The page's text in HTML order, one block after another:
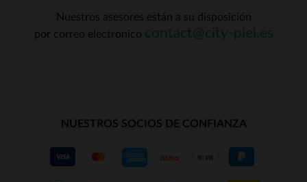
Nuestros asesores están a su disposición
por correo electronico
NUESTROS SOCIOS DE CONFIANZA